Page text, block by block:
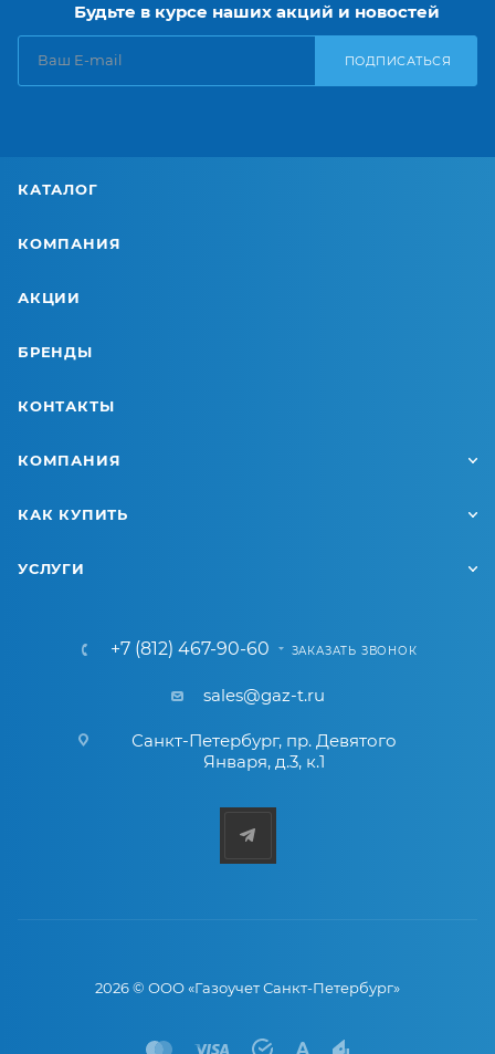
Будьте в курсе наших акций и новостей
ПОДПИСАТЬСЯ
КАТАЛОГ
КОМПАНИЯ
АКЦИИ
БРЕНДЫ
КОНТАКТЫ
КОМПАНИЯ
КАК КУПИТЬ
УСЛУГИ
+7 (812) 467-90-60 ЗАКАЗАТЬ ЗВОНОК
sales@gaz-t.ru
Санкт-Петербург, пр. Девятого
Января, д.3, к.1
2026 © ООО «Газоучет Санкт-Петербург»